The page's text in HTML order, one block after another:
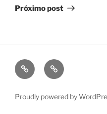
Post
Próximo post
fb ig
Proudly powered by